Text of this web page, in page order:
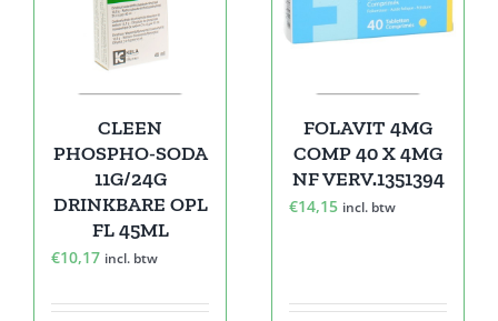
CLEEN
PHOSPHO-SODA
11G/24G
DRINKBARE OPL
FL 45ML
€10,17 incl. btw
FOLAVIT 4MG
COMP 40 X 4MG
NF VERV.1351394
€14,15 incl. btw